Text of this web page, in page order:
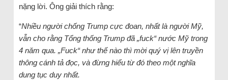
nặng lời. Ông giải thích rằng:
“Nhiều người chống Trump cực đoan, nhất là người Mỹ,
vẫn cho rằng Tổng thống Trump đã „fuck“ nước Mỹ trong
4 năm qua. „Fuck“ như thế nào thì mời quý vị lên truyền
thông cánh tả đọc, và đừng hiểu từ đó theo một nghĩa
dung tục duy nhất.